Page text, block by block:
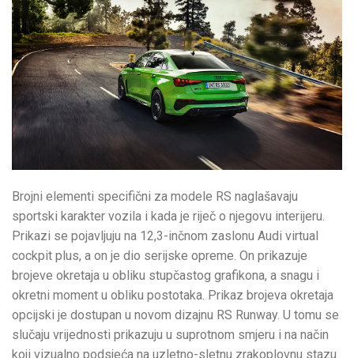
Brojni elementi specifični za modele RS naglašavaju
sportski karakter vozila i kada je riječ o njegovu interijeru.
Prikazi se pojavljuju na 12,3-inčnom zaslonu Audi virtual
cockpit plus, a on je dio serijske opreme. On prikazuje
brojeve okretaja u obliku stupčastog grafikona, a snagu i
okretni moment u obliku postotaka. Prikaz brojeva okretaja
opcijski je dostupan u novom dizajnu RS Runway. U tomu se
slučaju vrijednosti prikazuju u suprotnom smjeru i na način
koji vizualno podsjeća na uzletno-sletnu zrakoplovnu stazu